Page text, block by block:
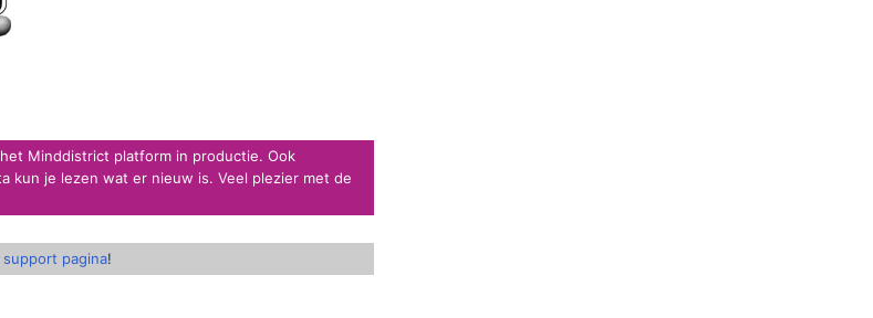
Minddistrict platform in productie. Ook
kun je lezen wat er nieuw is. Veel plezier met de
pagina!